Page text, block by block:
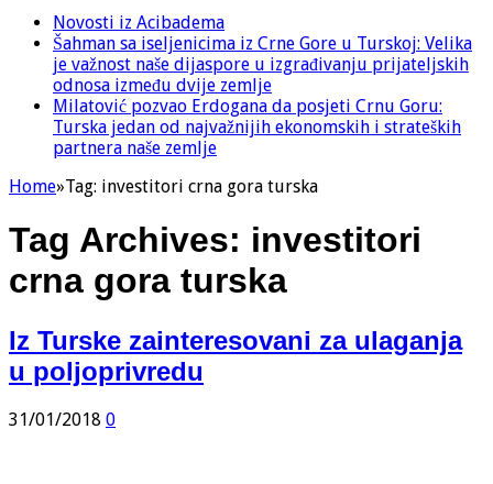
Novosti iz Acibadema
Šahman sa iseljenicima iz Crne Gore u Turskoj: Velika
je važnost naše dijaspore u izgrađivanju prijateljskih
odnosa između dvije zemlje
Milatović pozvao Erdogana da posjeti Crnu Goru:
Turska jedan od najvažnijih ekonomskih i strateških
partnera naše zemlje
Home»Tag: investitori crna gora turska
Tag Archives: investitori
crna gora turska
Iz Turske zainteresovani za ulaganja
u poljoprivredu
31/01/2018 0